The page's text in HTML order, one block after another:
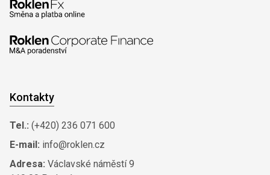
Kontakty
Tel.: (+420) 236 071 600
E-mail: info@roklen.cz
Adresa: Václavské náměstí 9